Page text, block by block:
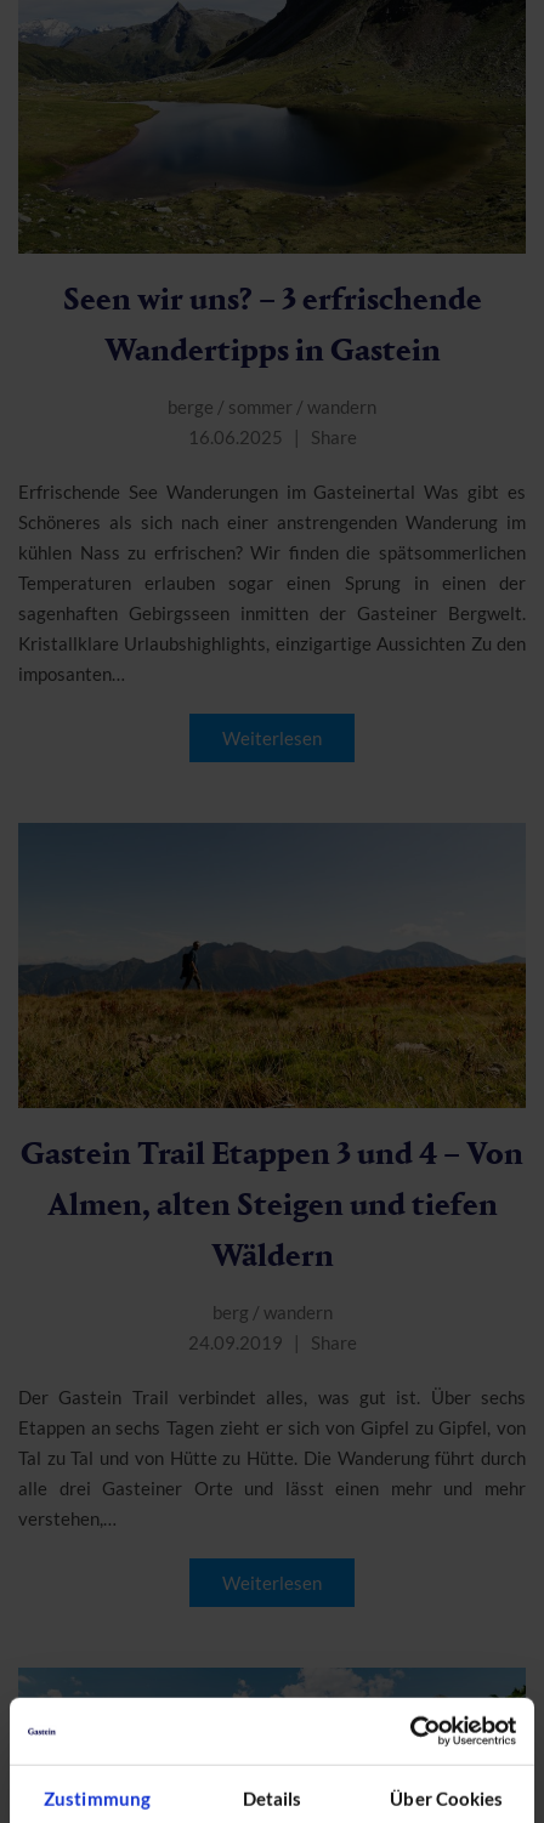
Zustimmung Details Über Cookies
Seen wir uns? – 3 erfrischende
Wandertipps in Gastein
berge / sommer / wandern
16.06.2025
Share
Erfrischende See Wanderungen im Gasteinertal Was gibt es
Schöneres als sich nach einer anstrengenden Wanderung im
kühlen Nass zu erfrischen? Wir finden die spätsommerlichen
Temperaturen erlauben sogar einen Sprung in einen der
sagenhaften Gebirgsseen inmitten der Gasteiner Bergwelt.
Kristallklare Urlaubshighlights, einzigartige Aussichten Zu den
imposanten…
Weiterlesen
Gastein Trail Etappen 3 und 4 – Von
Almen, alten Steigen und tiefen
Wäldern
berg / wandern
24.09.2019
Share
Der Gastein Trail verbindet alles, was gut ist. Über sechs
Etappen an sechs Tagen zieht er sich von Gipfel zu Gipfel, von
Tal zu Tal und von Hütte zu Hütte. Die Wanderung führt durch
alle drei Gasteiner Orte und lässt einen mehr und mehr
verstehen,…
Weiterlesen